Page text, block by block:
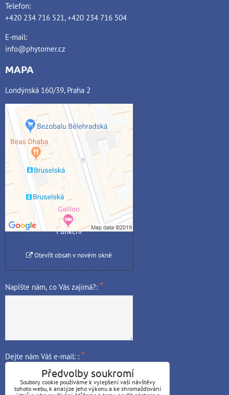
Telefon:
+420 234 716 521, +420 234 716 504
E-mail:
info@phytomer.cz
MAPA
Londýnská 160/39, Praha 2
Externí obsah je blokován
Volbami soukromí
Přejete si načíst externí obsah?
Povolit jednou
Povolit a zapamatovat -
souhlas s druhem cookie:
Funkční
Otevřít obsah v novém okně
Napište nám, co Vás zajímá?: *
Dejte nám Váš e-mail: : *
Předvolby soukromí
Soubory cookie používáme k vylepšení vaší návštěvy
tohoto webu, k analýze jeho výkonu a ke shromažďování